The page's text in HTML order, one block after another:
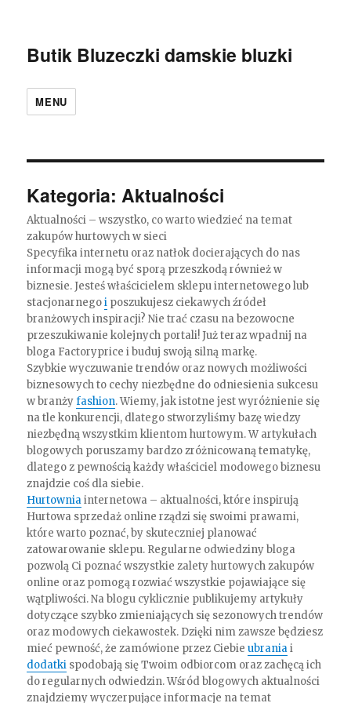
Butik Bluzeczki damskie bluzki
MENU
Kategoria:Aktualności
Aktualności – wszystko, co warto wiedzieć na temat
zakupów hurtowych w sieci
Specyfika internetu oraz natłok docierających do nas
informacji mogą być sporą przeszkodą również w
biznesie. Jesteś właścicielem sklepu internetowego lub
stacjonarnegoi poszukujesz ciekawych źródeł
branżowych inspiracji? Nie trać czasu na bezowocne
przeszukiwanie kolejnych portali! Już teraz wpadnij na
bloga Factoryprice i buduj swoją silną markę.
Szybkie wyczuwanie trendów oraz nowych możliwości
biznesowych to cechy niezbędne do odniesienia sukcesu
w branżyfashion. Wiemy, jak istotne jest wyróżnienie się
na tle konkurencji, dlatego stworzyliśmy bazę wiedzy
niezbędną wszystkim klientom hurtowym. W artykułach
blogowych poruszamy bardzo zróżnicowaną tematykę,
dlatego z pewnością każdy właściciel modowego biznesu
znajdzie coś dla siebie.
Hurtowniainternetowa – aktualności, które inspirują
Hurtowa sprzedaż online rządzi się swoimi prawami,
które warto poznać, by skuteczniej planować
zatowarowanie sklepu. Regularne odwiedziny bloga
pozwolą Ci poznać wszystkie zalety hurtowych zakupów
online oraz pomogą rozwiać wszystkie pojawiające się
wątpliwości. Na blogu cyklicznie publikujemy artykuły
dotyczące szybko zmieniających się sezonowych trendów
oraz modowych ciekawostek. Dzięki nim zawsze będziesz
mieć pewność, że zamówione przez Ciebieubraniai
dodatki spodobają się Twoim odbiorcom oraz zachęcą ich
do regularnych odwiedzin. Wśród blogowych aktualności
znajdziemy wyczerpujące informacje na temat